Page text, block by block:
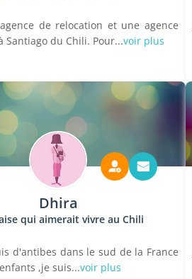
de relocation et une agence
Santiago du Chili. Pour...voir plus
Dhira
qui aimerait vivre au Chili
d'antibes dans le sud de la France
,je suis...voir plus